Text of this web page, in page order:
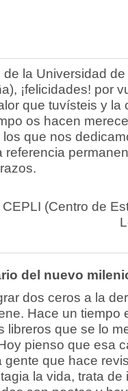
de la Universidad
¡felicidades! por
que tuvísteis y la
os hacen
que nos
referencia
(Centro de
del nuevo
dos ceros a la
Hace un tiempo
libreros que se lo
pienso que esa
gente que hace
la vida, trata de